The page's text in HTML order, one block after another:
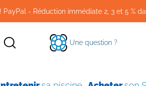
- Réduction immédiate 2, 3 et 5 %
Une question ?